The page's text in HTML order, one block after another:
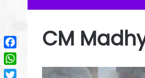
CM
Facebook
WhatsApp